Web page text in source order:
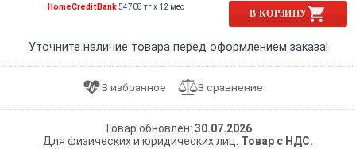
HomeCreditBank54708 тг x 12 мес
В КОРЗИНУ
Уточните наличие товара перед оформлением заказа!
Товар обновлен: 30.07.2026
Для физических и юридических лиц. Товар с НДС.